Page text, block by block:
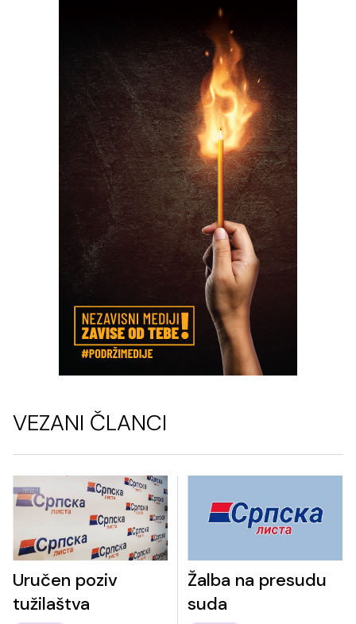
VEZANI ČLANCI
Uručen poziv
tužilaštva
Žalba na presudu
suda